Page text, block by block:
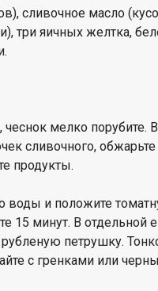
сливочное масло
три яичных желтка,
мелко порубите.
сливочного,
продукты.
воды и положите
15 минут. В отдельной
петрушку.
с гренками или